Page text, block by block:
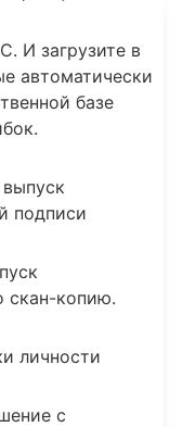
И загрузите в
автоматически
базе
подписи
скан-копию.
личности
с